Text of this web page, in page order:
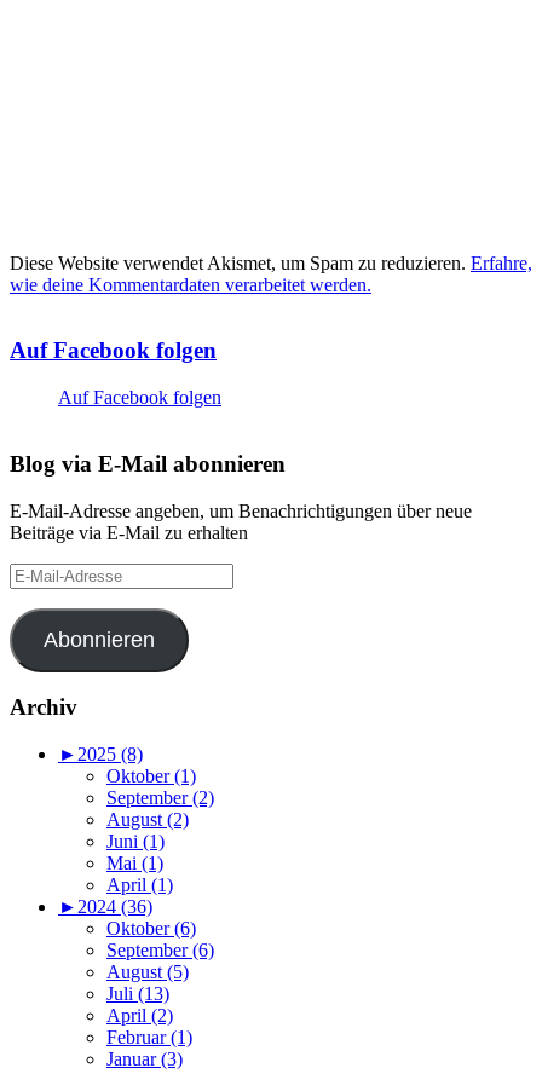
Diese Website verwendet Akismet, um Spam zu reduzieren. Erfahre,
wie deine Kommentardaten verarbeitet werden.
Auf Facebook folgen
Auf Facebook folgen
Blog via E-Mail abonnieren
E-Mail-Adresse angeben, um Benachrichtigungen über neue
Beiträge via E-Mail zu erhalten
E-
Mail-
Adresse
Abonnieren
Archiv
► 2025 (8)
Oktober (1)
September (2)
August (2)
Juni (1)
Mai (1)
April (1)
► 2024 (36)
Oktober (6)
September (6)
August (5)
Juli (13)
April (2)
Februar (1)
Januar (3)